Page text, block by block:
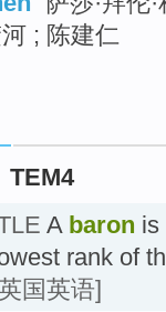
; 陈建仁
TEM4
A baron is
rank of
国英语]